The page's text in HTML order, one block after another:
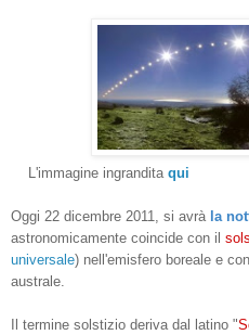
L'immagine ingrandita qui
Oggi 22 dicembre 2011, si avrà la
astronomicamente coincide con il
universale) nell'emisfero boreale e
australe.
Il termine solstizio deriva dal latino "